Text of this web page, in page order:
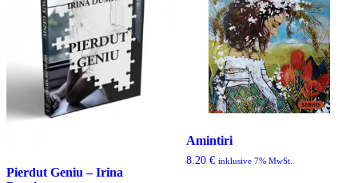
Pierdut Geniu – Irina
Amintiri
8.20 € inklusive 7% MwSt.